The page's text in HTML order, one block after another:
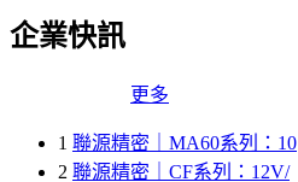
企業快訊
更多
1 聯源精密｜MA60系列：10
2 聯源精密｜CF系列：12V/